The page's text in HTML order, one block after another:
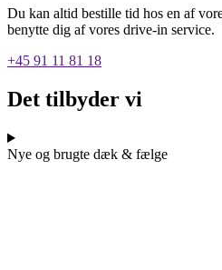
Du kan altid bestille tid hos en af
benytte dig af vores drive-in service.
+45 91 11 81 18
Det tilbyder vi
Nye og brugte dæk & fælge